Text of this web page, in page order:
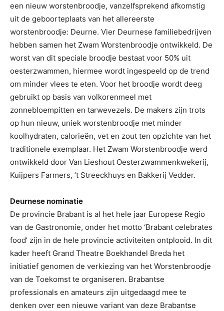
een nieuw worstenbroodje, vanzelfsprekend afkomstig
uit de geboorteplaats van het allereerste
worstenbroodje: Deurne. Vier Deurnese familiebedrijven
hebben samen het Zwam Worstenbroodje ontwikkeld. De
worst van dit speciale broodje bestaat voor 50% uit
oesterzwammen, hiermee wordt ingespeeld op de trend
om minder vlees te eten. Voor het broodje wordt deeg
gebruikt op basis van volkorenmeel met
zonnebloempitten en tarwevezels. De makers zijn trots
op hun nieuw, uniek worstenbroodje met minder
koolhydraten, calorieën, vet en zout ten opzichte van het
traditionele exemplaar. Het Zwam Worstenbroodje werd
ontwikkeld door Van Lieshout Oesterzwammenkwekerij,
Kuijpers Farmers, ’t Streeckhuys en Bakkerij Vedder.
Deurnese nominatie
De provincie Brabant is al het hele jaar Europese Regio
van de Gastronomie, onder het motto ‘Brabant celebrates
food’ zijn in de hele provincie activiteiten ontplooid. In dit
kader heeft Grand Theatre Boekhandel Breda het
initiatief genomen de verkiezing van het Worstenbroodje
van de Toekomst te organiseren. Brabantse
professionals en amateurs zijn uitgedaagd mee te
denken over een nieuwe variant van deze Brabantse